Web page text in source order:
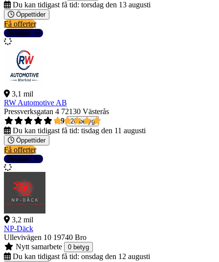
Du kan tidigast få tid: torsdag den 13 augusti
Öppettider
Få offerter
Detaljer
3,1 mil
RW Automotive AB
Pressverksgatan 4 72130 Västerås
4,9
26 betyg
Du kan tidigast få tid: tisdag den 11 augusti
Öppettider
Få offerter
Detaljer
3,2 mil
NP-Däck
Ullevivägen 10 19740 Bro
Nytt samarbete
0 betyg
Du kan tidigast få tid: onsdag den 12 augusti